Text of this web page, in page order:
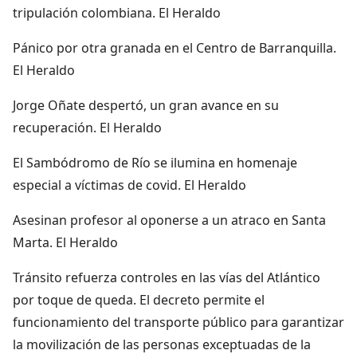
tripulación colombiana. El Heraldo
Pánico por otra granada en el Centro de Barranquilla.
El Heraldo
Jorge Oñate despertó, un gran avance en su
recuperación. El Heraldo
El Sambódromo de Río se ilumina en homenaje
especial a víctimas de covid. El Heraldo
Asesinan profesor al oponerse a un atraco en Santa
Marta. El Heraldo
Tránsito refuerza controles en las vías del Atlántico
por toque de queda. El decreto permite el
funcionamiento del transporte público para garantizar
la movilización de las personas exceptuadas de la